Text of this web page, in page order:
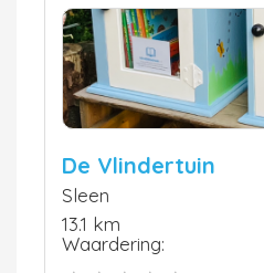
De Vlindertuin
Sleen
13.1 km
Waardering: